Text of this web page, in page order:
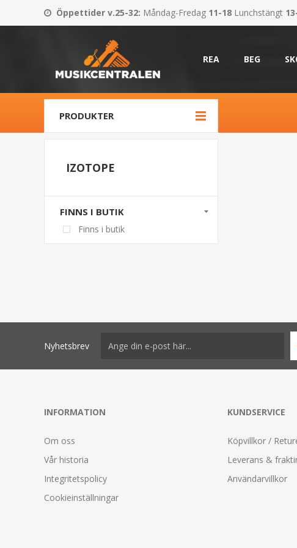
Öppettider v.25-32: Måndag-Fredag 11-18 Lunchstängt
REA BEG
PRODUKTER
IZOTOPE
FINNS I BUTIK
Finns i butik
Nyhetsbrev
INFORMATION
Om oss
Vår historia
Integritetspolicy
Cookieinställningar
KUNDSERVICE
Köpvillkor /
Leverans &
Användarvillkor